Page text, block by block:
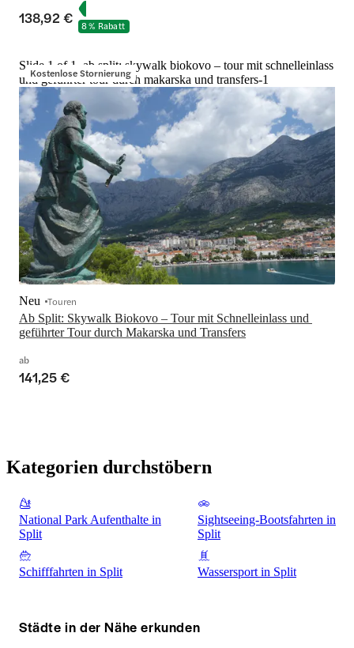
138,92 € 8 % Rabatt
Kostenlose Stornierung
Slide 1 of 1, ab split: skywalk biokovo – tour mit schnelleinlass
und geführter tour durch makarska und transfers-1
Ab Split: Skywalk Biokovo – Tour mit Schnelleinlass und
geführter Tour durch Makarska und Transfers
Neu Touren
ab
141,25 €
Kategorien durchstöbern
National Park Aufenthalte in
Split
Sightseeing-Bootsfahrten in
Split
Schifffahrten in Split Wassersport in Split
Städte in der Nähe erkunden